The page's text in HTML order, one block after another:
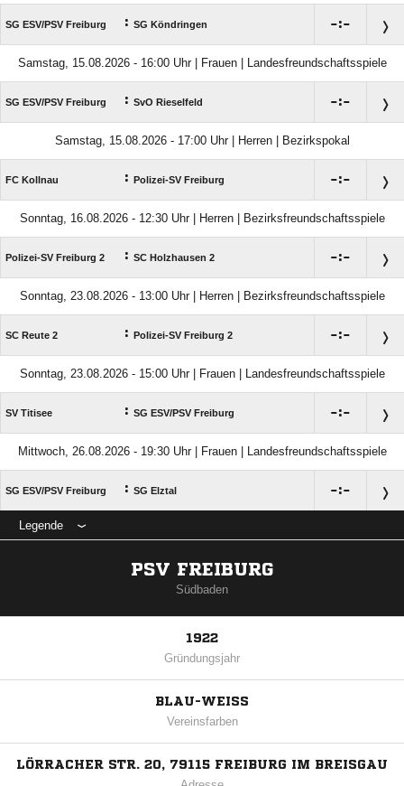
SG ESV/​PSV Freiburg : SG Köndringen :
Samstag, 15.08.2026 - 16:00 Uhr | Frauen | Landesfreundschaftsspiele
SG ESV/​PSV Freiburg : SvO Rieselfeld :
Samstag, 15.08.2026 - 17:00 Uhr | Herren | Bezirkspokal
FC Kollnau : Polizei-SV Freiburg :
Sonntag, 16.08.2026 - 12:30 Uhr | Herren | Bezirksfreundschaftsspiele
Polizei-SV Freiburg 2 : SC Holzhausen 2 :
Sonntag, 23.08.2026 - 13:00 Uhr | Herren | Bezirksfreundschaftsspiele
SC Reute 2 : Polizei-SV Freiburg 2 :
Sonntag, 23.08.2026 - 15:00 Uhr | Frauen | Landesfreundschaftsspiele
SV Titisee : SG ESV/​PSV Freiburg :
Mittwoch, 26.08.2026 - 19:30 Uhr | Frauen | Landesfreundschaftsspiele
SG ESV/​PSV Freiburg : SG Elztal :
Legende
PSV FREIBURG
Südbaden
1922
Gründungsjahr
BLAU-WEISS
Vereinsfarben
LÖRRACHER STR. 20, 79115 FREIBURG IM BREISGAU